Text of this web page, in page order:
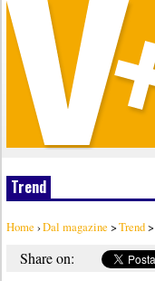
Trend
Home ›Dal magazine >Trend>
Share on: